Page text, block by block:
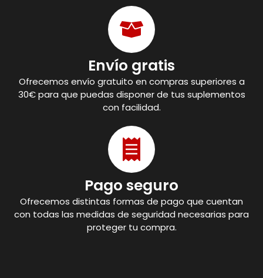
Envío gratis
Ofrecemos envío gratuito en compras superiores a
30€ para que puedas disponer de tus suplementos
con facilidad.
Pago seguro
Ofrecemos distintas formas de pago que cuentan
con todas las medidas de seguridad necesarias para
proteger tu compra.